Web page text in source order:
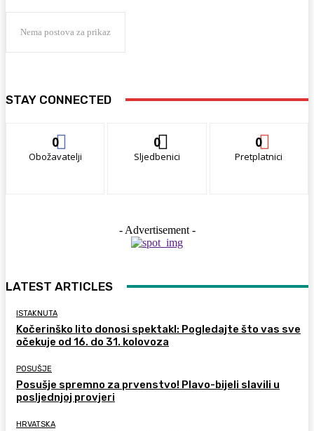
Nema postova za prikaz
STAY CONNECTED
0
Obožavatelji
0
Sljedbenici
0
Pretplatnici
- Advertisement -
LATEST ARTICLES
ISTAKNUTA
Kočerinško lito donosi spektakl: Pogledajte što vas sve
očekuje od 16. do 31. kolovoza
POSUŠJE
Posušje spremno za prvenstvo! Plavo-bijeli slavili u
posljednjoj provjeri
HRVATSKA